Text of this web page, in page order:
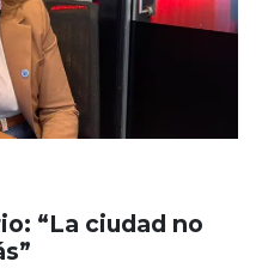
“La ciudad no